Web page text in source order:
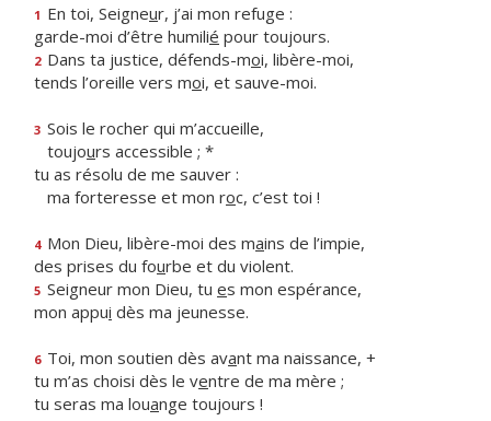
1 En toi, Seigneur, j’ai mon refuge :
garde-moi d’être humilié pour toujours.
2 Dans ta justice, défends-moi, libère-moi,
tends l’oreille vers moi, et sauve-moi.
3 Sois le rocher qui m’accueille,
toujours accessible ; *
tu as résolu de me sauver :
ma forteresse et mon roc, c’est toi !
4 Mon Dieu, libère-moi des mains de l’impie,
des prises du fourbe et du violent.
5 Seigneur mon Dieu, tu es mon espérance,
mon appui dès ma jeunesse.
6 Toi, mon soutien dès avant ma naissance, +
tu m’as choisi dès le ventre de ma mère ;
tu seras ma louange toujours !